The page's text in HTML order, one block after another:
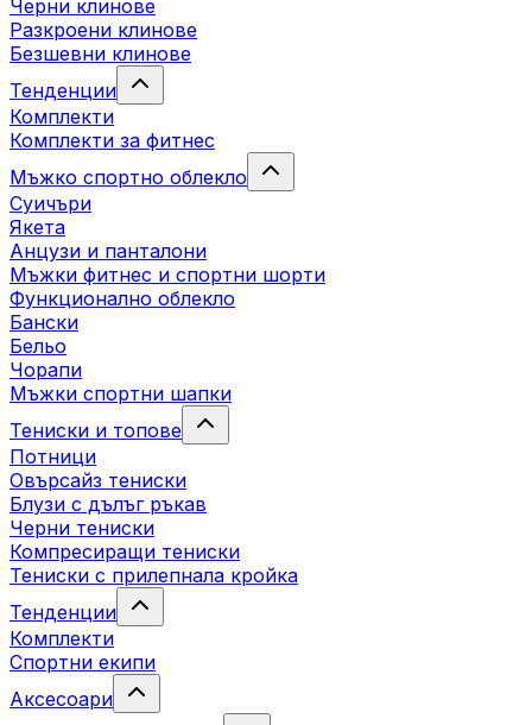
Черни клинове
Разкроени клинове
Безшевни клинове
Тенденции
Комплекти
Комплекти за фитнес
Мъжко спортно облекло
Суичъри
Якета
Aнцузи и панталони
Mъжки фитнес и спортни шорти
Функционално облекло
Бански
Бельо
Чорапи
Mъжки спортни шапки
Тениски и топове
Потници
Овърсайз тениски
Блузи с дълъг ръкав
Черни тениски
Компресиращи тениски
Тениски с прилепнала кройка
Тенденции
Комплекти
Спортни екипи
Аксесоари